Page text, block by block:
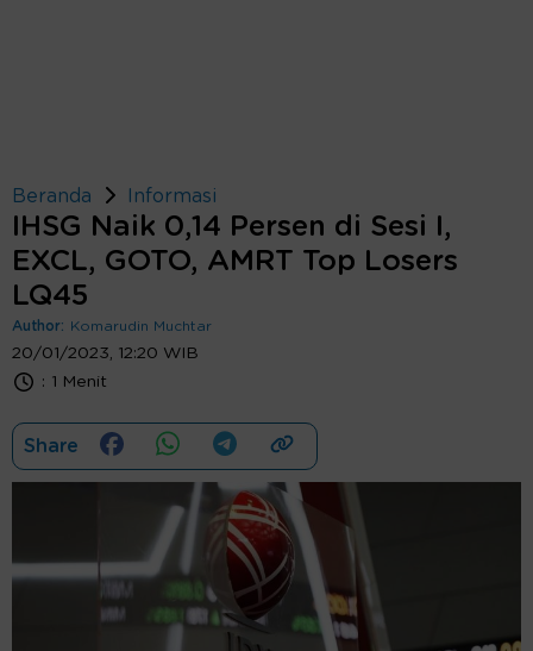
Beranda Informasi
IHSG Naik 0,14 Persen di Sesi I,
EXCL, GOTO, AMRT Top Losers
LQ45
Author: Komarudin Muchtar
20/01/2023, 12:20 WIB
: 1 Menit
Share